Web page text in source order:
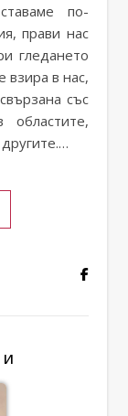
по-
прави нас
гледането
взира в нас,
със